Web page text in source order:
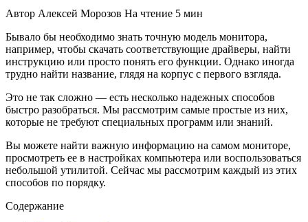
Автор Алексей Морозов На чтение 5 мин
Бывало бы необходимо знать точную модель монитора,
например, чтобы скачать соответствующие драйверы, найти
инструкцию или просто понять его функции. Однако иногда
трудно найти название, глядя на корпус с первого взгляда.
Это не так сложно — есть несколько надежных способов
быстро разобраться. Мы рассмотрим самые простые из них,
которые не требуют специальных программ или знаний.
Вы можете найти важную информацию на самом мониторе,
просмотреть ее в настройках компьютера или воспользоваться
небольшой утилитой. Сейчас мы рассмотрим каждый из этих
способов по порядку.
Содержание